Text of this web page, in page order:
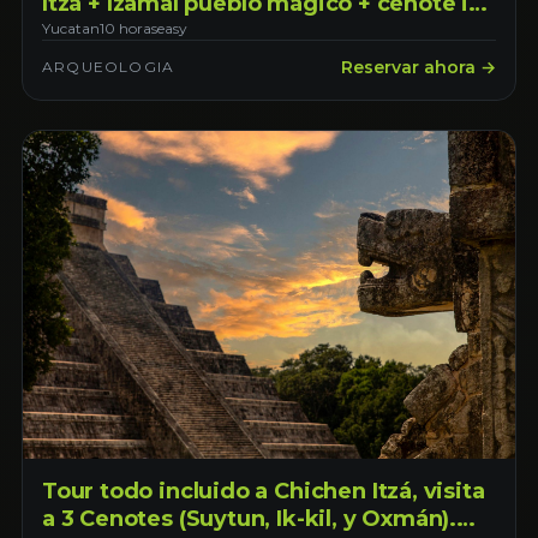
kil, saliendo desde Mérida Yucatán.
Yucatan10 horaseasy
ARQUEOLOGIA Reservar ahora →
Tour todo incluido a Chichen Itzá, visita
a 3 Cenotes (Suytun, Ik-kil, y Oxmán).